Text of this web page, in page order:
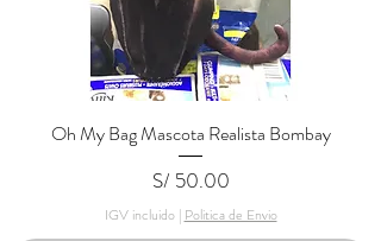
Oh My Bag Mascota Realista Bombay
Precio
S/ 50.00
IGV incluido| Politica de Envio